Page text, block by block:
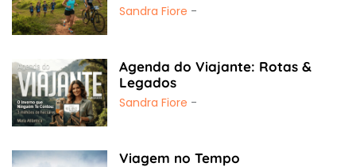
Sandra Fiore -
Agenda do Viajante: Rotas &
Legados
Sandra Fiore -
Viagem no Tempo